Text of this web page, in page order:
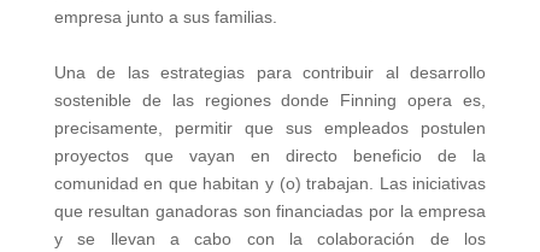
empresa junto a sus familias.
Una de las estrategias para contribuir al desarrollo
sostenible de las regiones donde Finning opera es,
precisamente, permitir que sus empleados postulen
proyectos que vayan en directo beneficio de la
comunidad en que habitan y (o) trabajan. Las iniciativas
que resultan ganadoras son financiadas por la empresa
y se llevan a cabo con la colaboración de los